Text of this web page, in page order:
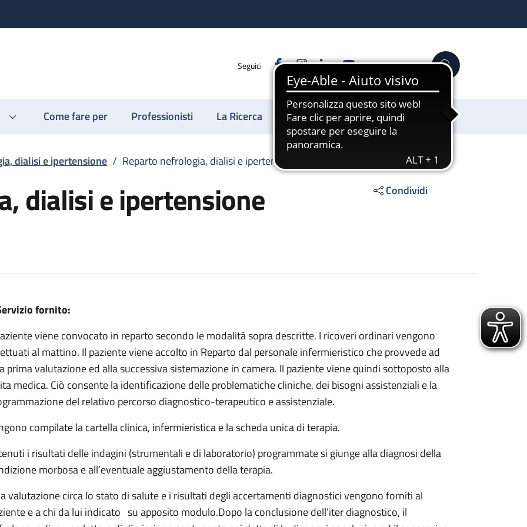
Seguici FacebookInstagram
LinkedinYouTube Cerca
Come fare per Professionisti La Ricerca Sostienici
dialisi e ipertensione / Reparto nefrologia, dialisi e ipertensione
dialisi e ipertensione Condividi
ipertensione
e ipertensione
dialisi e ipertensione
ipertensione
e ipertensione
e ipertensione
fornito:
viene convocato in reparto secondo le modalità sopra descritte. I ricoveri ordinari vengono
al mattino. Il paziente viene accolto in Reparto dal personale infermieristico che provvede ad
prima valutazione ed alla successiva sistemazione in camera. Il paziente viene quindi sottoposto alla
medica. Ciò consente la identificazione delle problematiche cliniche, dei bisogni assistenziali e la
del relativo percorso diagnostico-terapeutico e assistenziale.
compilate la cartella clinica, infermieristica e la scheda unica di terapia.
i risultati delle indagini (strumentali e di laboratorio) programmate si giunge alla diagnosi della
morbosa e all’eventuale aggiustamento della terapia.
valutazione circa lo stato di salute e i risultati degli accertamenti diagnostici vengono forniti al
e a chi da lui indicato su apposito modulo.Dopo la conclusione dell’iter diagnostico, il